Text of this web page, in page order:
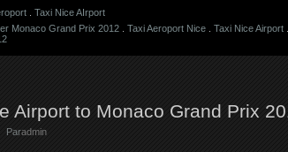
Taxi Nice AIrport
Monaco Grand Prix 2012
Taxi Aeroport Nice Taxi Nice Airport
Airport to Monaco Grand Prix
Paradmin